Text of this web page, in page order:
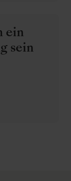
ein
sein